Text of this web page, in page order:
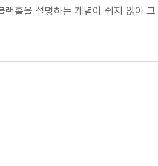
홀을 설명하는 개념이 쉽지 않아